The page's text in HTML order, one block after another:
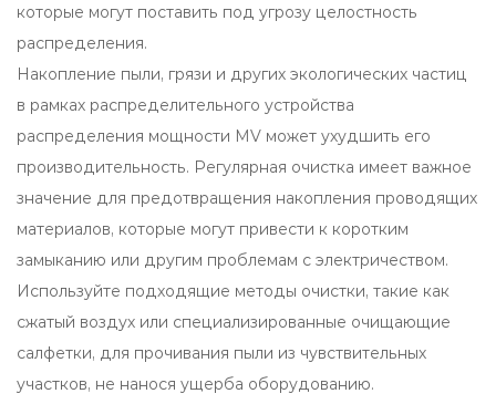
которые могут поставить под угрозу целостность
распределения.
Накопление пыли, грязи и других экологических частиц
в рамках распределительного устройства
распределения мощности MV может ухудшить его
производительность. Регулярная очистка имеет важное
значение для предотвращения накопления проводящих
материалов, которые могут привести к коротким
замыканию или другим проблемам с электричеством.
Используйте подходящие методы очистки, такие как
сжатый воздух или специализированные очищающие
салфетки, для прочивания пыли из чувствительных
участков, не нанося ущерба оборудованию.